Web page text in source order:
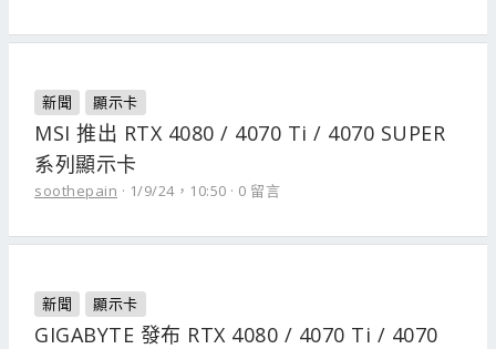
新聞 顯示卡
MSI 推出 RTX 4080 / 4070 Ti / 4070 SUPER
系列顯示卡
soothepain 1/9/24，10:50 0 留言
新聞 顯示卡
GIGABYTE 發布 RTX 4080 / 4070 Ti / 4070